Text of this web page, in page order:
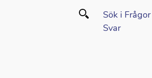
Sök i
Svar